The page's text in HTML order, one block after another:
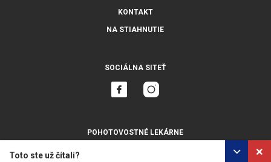
Toto ste už čítali?
KONTAKT
NA STIAHNUTIE
SOCIÁLNA SITEŤ
POHOTOVOSTNÉ LEKÁRNE